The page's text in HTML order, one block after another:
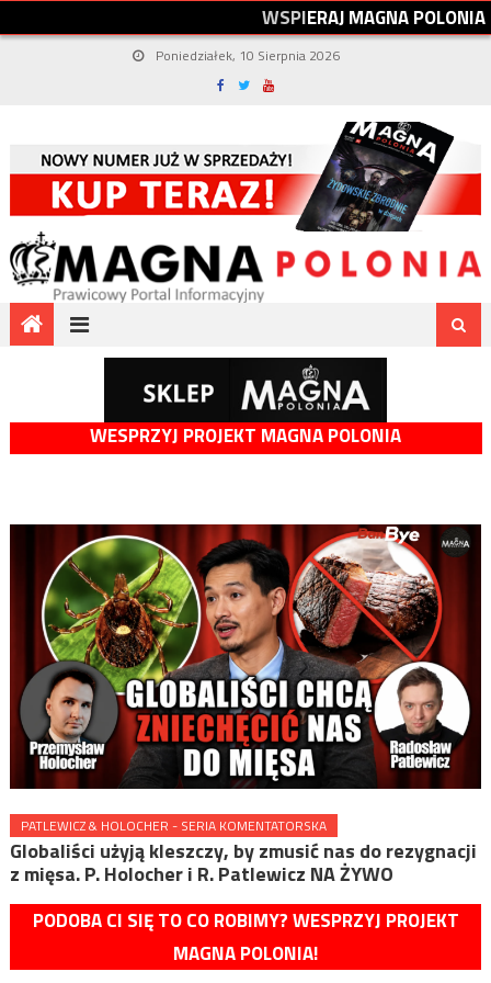
WSPIERAJMAGNAPOLONIA
Poniedziałek, 10 Sierpnia 2026
WESPRZYJ PROJEKT MAGNA POLONIA
PATLEWICZ & HOLOCHER - SERIA KOMENTATORSKA
Globaliści użyją kleszczy, by zmusić nas do rezygnacji
z mięsa. P. Holocher i R. Patlewicz NA ŻYWO
PODOBA CI SIĘ TO CO ROBIMY? WESPRZYJ PROJEKT
MAGNA POLONIA!